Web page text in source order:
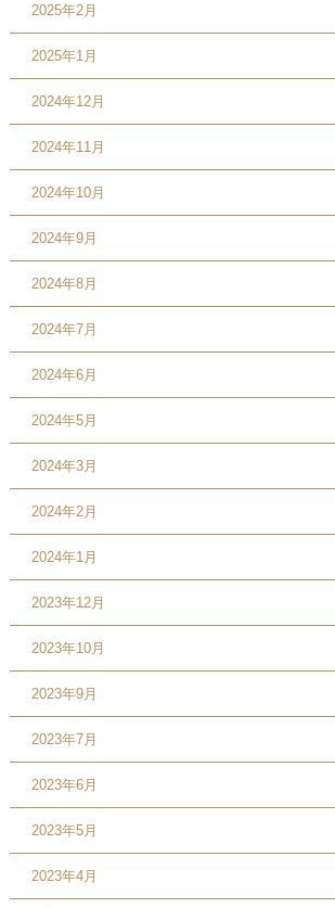
2025年2月
2025年1月
2024年12月
2024年11月
2024年10月
2024年9月
2024年8月
2024年7月
2024年6月
2024年5月
2024年3月
2024年2月
2024年1月
2023年12月
2023年10月
2023年9月
2023年7月
2023年6月
2023年5月
2023年4月